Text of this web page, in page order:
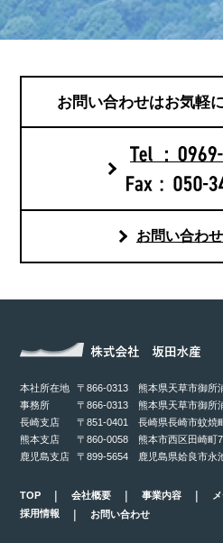
お問い合わせはお気軽
お問い合わ
本社所在地
〒866-0313 熊本県天草市御所
事務所
〒866-0313 熊本県天草市御所
長崎支店
〒851-0401 長崎県長崎市蚊焼
熊本支店
〒860-0058 熊本市西区田崎町
鹿児島支店
〒899-5654 鹿児島県姶良市永
TOP 会社概要 事業内容
採用情報
お問い合わせ